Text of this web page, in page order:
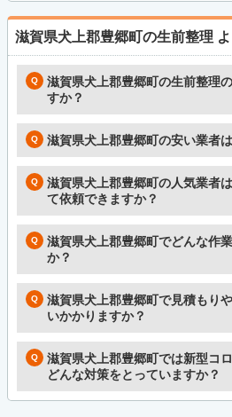
滋賀県犬上郡豊郷町の生前整理
滋賀県犬上郡豊郷町の生前整理
すか？
滋賀県犬上郡豊郷町の安い業者
滋賀県犬上郡豊郷町の人気業者
て依頼できますか？
滋賀県犬上郡豊郷町でどんな作
か？
滋賀県犬上郡豊郷町で見積もり
いかかりますか？
滋賀県犬上郡豊郷町では新型コ
どんな対策をとっていますか？